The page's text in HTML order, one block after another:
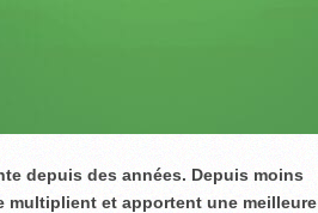
depuis des années. Depuis moins
multiplient et apportent une meilleure